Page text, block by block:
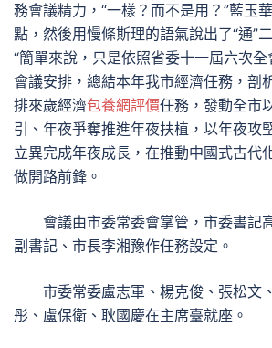
務會議精力，“一樣？而不是用？”藍玉
點，然後用慢條斯理的語氣說出了“通”
“簡單來說，只是依照省委十一屆六次
會議安排，總結本年我市經濟任務，剖
排來歲經濟包養網評價任務，發動全市
引、年夜爭奪推進年夜扶植，以年夜攻
立異完成年夜成長，在推動中國式古代
做開路前鋒。
會議由市委常委會掌管，市委書記
副書記、市長李湘豫作任務設定。
市委常委盧志軍、楊克俊、張松文
彤、盧保衛、耿國慶在主席臺就座。